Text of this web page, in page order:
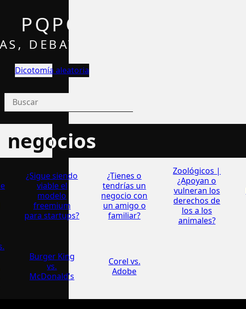
PQPQ
DEBATES Y OPINIÓN
Dicotomía aleatoria
negocios
¿Sigue siendo
viable el
modelo
freemium
para startups?
¿Tienes o
tendrí­as un
negocio con
un amigo o
familiar?
Zoológicos |
¿Apoyan o
vulneran los
derechos de
los a los
animales?
Burger King
vs.
McDonald's
Corel vs.
Adobe